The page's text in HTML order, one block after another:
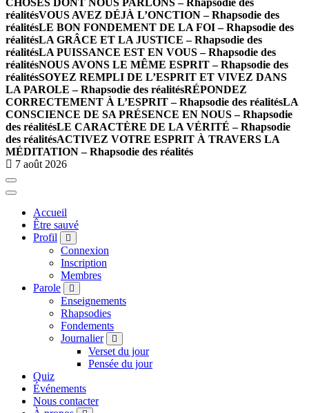
CHOSES DONT NOUS PARLONS – Rhapsodie des
réalitésVOUS AVEZ DÉJÀ L’ONCTION – Rhapsodie des
réalitésLE BON FONDEMENT DE LA FOI – Rhapsodie des
réalitésLA GRÂCE ET LA JUSTICE – Rhapsodie des
réalitésLA PUISSANCE EST EN VOUS – Rhapsodie des
réalitésNOUS AVONS LE MÊME ESPRIT – Rhapsodie des
réalitésSOYEZ REMPLI DE L’ESPRIT ET VIVEZ DANS
LA PAROLE – Rhapsodie des réalitésRÉPONDEZ
CORRECTEMENT À L’ESPRIT – Rhapsodie des réalitésLA
CONSCIENCE DE SA PRÉSENCE EN NOUS – Rhapsodie
des réalitésLE CARACTÈRE DE LA VÉRITÉ – Rhapsodie
des réalitésACTIVEZ VOTRE ESPRIT À TRAVERS LA
MÉDITATION – Rhapsodie des réalités
7 août 2026
Accueil
Être sauvé
Profil
Connexion
Inscription
Membres
Parole
Enseignements
Rhapsodies
Fondements
Journalier
Verset du jour
Pensée du jour
Quiz
Événements
Nous contacter